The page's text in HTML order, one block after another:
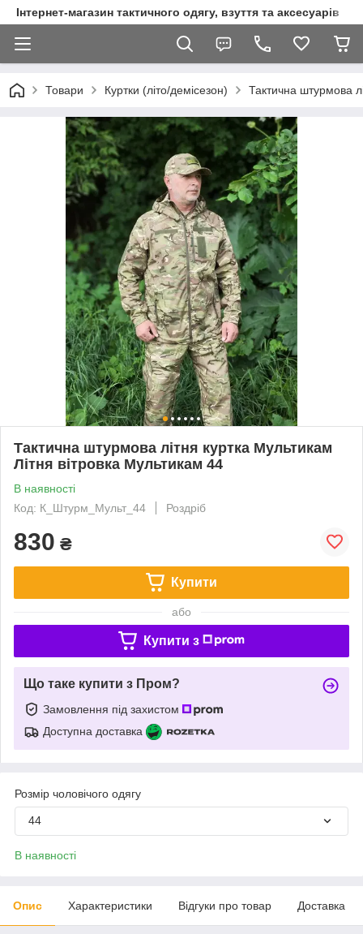
Інтернет-магазин тактичного одягу, взуття та аксесуарів
Товари Куртки (літо/демісезон) Тактична штурмова
Тактична штурмова літня куртка Мультикам
Літня вітровка Мультикам 44
В наявності
Код: К_Штурм_Мульт_44
Роздріб
830 ₴
Купити
або
Купити з
Що таке купити з Пром?
Замовлення під захистом
Доступна доставка
Розмір чоловічого одягу
44
В наявності
Опис Характеристики Відгуки про товар Доставка